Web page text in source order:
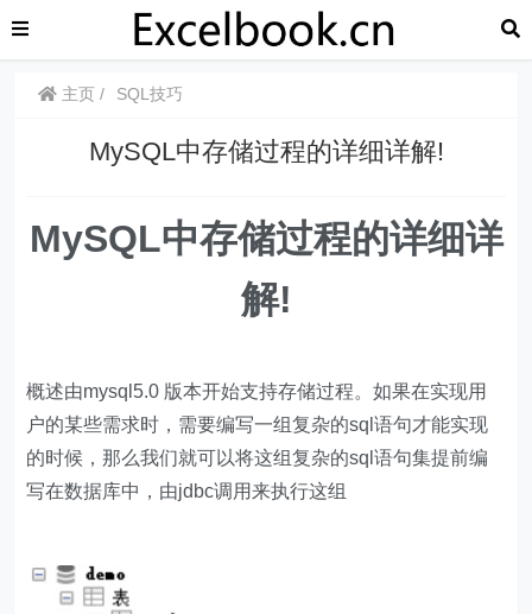
主页 SQL技巧
​​MySQL中存储过程的详细详解!
​​MySQL中存储过程的详细详
解!
概述由mysql5.0 版本开始支持存储过程。如果在实现用
户的某些需求时，需要编写一组复杂的sql语句才能实现
的时候，那么我们就可以将这组复杂的sql语句集提前编
写在数据库中，由jdbc调用来执行这组